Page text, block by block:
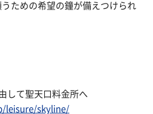
ための希望の鐘が備えつけられ
して聖天口料金所へ
leisure/skyline/